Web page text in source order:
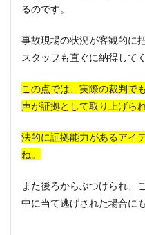
るのです。
事故現場の状況が客観的に
スタッフも直ぐに納得して
この点では、実際の裁判で
声が証拠として取り上げら
法的に証拠能力があるアイ
ね。
また後ろからぶつけられ、
中に当て逃げされた場合に